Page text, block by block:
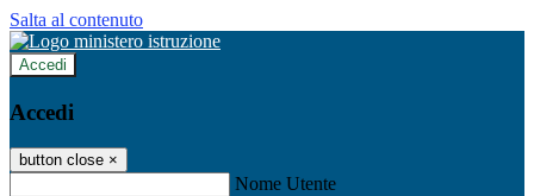
Salta al contenuto
Accedi
Accedi
button close ×
Nome Utente